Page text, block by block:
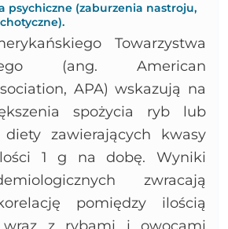
psychiczne (zaburzenia nastroju,
Towarzystwa
(ang. American
APA) wskazują na
spożycia ryb lub
zawierających kwasy
1 g na dobę. Wyniki
zwracają
pomiędzy ilością
wraz z rybami i owocami